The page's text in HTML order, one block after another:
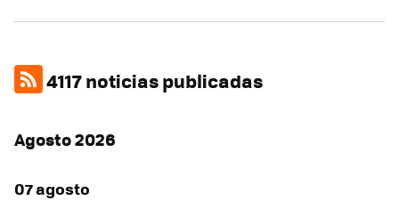
4117 noticias publicadas
Agosto 2026
07 agosto